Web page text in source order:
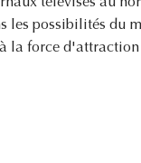
télévisés au
les possibilités du
la force